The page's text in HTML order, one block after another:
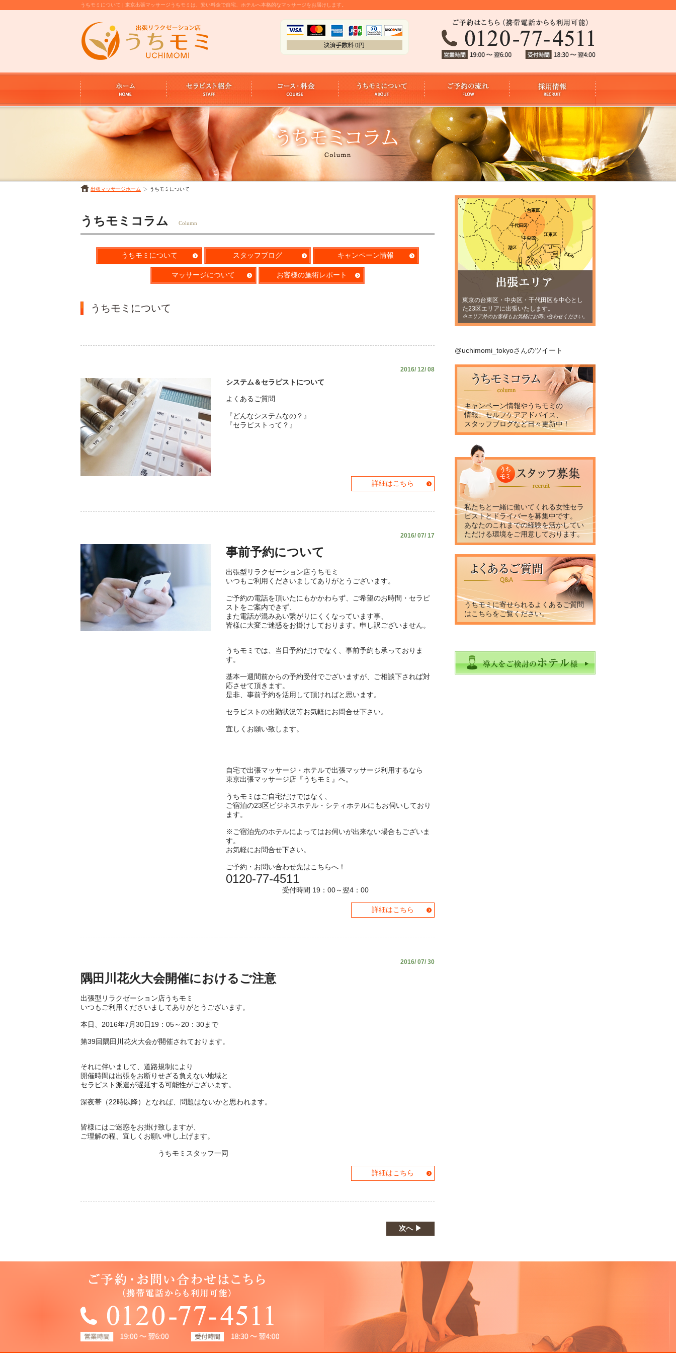
うちモミについて | 東京出張マッサージうちモミは、安い料金で自宅、ホテルへ本格的なマッサージをお届けします。
出張マッサージホーム うちモミについて
うちモミコラム Column
うちモミについて スタッフブログ キャンペーン情報
マッサージについて お客様の施術レポート
うちモミについて
2016/ 12/ 08
システム＆セラピストについて
よくあるご質問
『どんなシステムなの？』
『セラピストって？』
詳細はこちら
2016/ 07/ 17
事前予約について
出張型リラクゼーション店うちモミ
いつもご利用くださいましてありがとうございます。
ご予約の電話を頂いたにもかかわらず、ご希望のお時間・セラピ
ストをご案内できず、
また電話が混みあい繋がりにくくなっています事、
皆様に大変ご迷惑をお掛けしております。申し訳ございません。
うちモミでは、当日予約だけでなく、事前予約も承っておりま
す。
基本一週間前からの予約受付でございますが、ご相談下されば対
応させて頂きます。
是非、事前予約を活用して頂ければと思います。
セラピストの出勤状況等お気軽にお問合せ下さい。
宜しくお願い致します。
自宅で出張マッサージ・ホテルで出張マッサージ利用するなら
東京出張マッサージ店『うちモミ』へ。
うちモミはご自宅だけではなく、
ご宿泊の23区ビジネスホテル・シティホテルにもお伺いしており
ます。
※ご宿泊先のホテルによってはお伺いが出来ない場合もございま
す。
お気軽にお問合せ下さい。
ご予約・お問い合わせ先はこちらへ！
0120-77-4511
受付時間 19：00～翌4：00
詳細はこちら
2016/ 07/ 30
隅田川花火大会開催におけるご注意
出張型リラクゼーション店うちモミ
いつもご利用くださいましてありがとうございます。
本日、2016年7月30日19：05～20：30まで
第39回隅田川花火大会が開催されております。
それに伴いまして、道路規制により
開催時間は出張をお断りせざる負えない地域と
セラピスト派遣が遅延する可能性がございます。
深夜帯（22時以降）となれば、問題はないかと思われます。
皆様にはご迷惑をお掛け致しますが、
ご理解の程、宜しくお願い申し上げます。
うちモミスタッフ一同
詳細はこちら
次へ ▶
東京の台東区・中央区・千代田区を中心とし
た23区エリアに出張いたします。
※エリア外のお客様もお気軽にお問い合わせください。
@uchimomi_tokyoさんのツイート
キャンペーン情報やうちモミの
情報、セルフケアアドバイス、
スタッフブログなど日々更新中！
私たちと一緒に働いてくれる女性セラ
ピストとドライバーを募集中です。
あなたのこれまでの経験を活かしてい
ただける環境をご用意しております。
うちモミに寄せられるよくあるご質問
はこちらをご覧ください。